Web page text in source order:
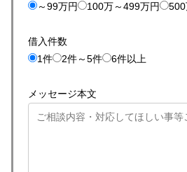
～99万円
100万～499万円 500
借入件数
1件
2件～5件 6件以上
メッセージ本文